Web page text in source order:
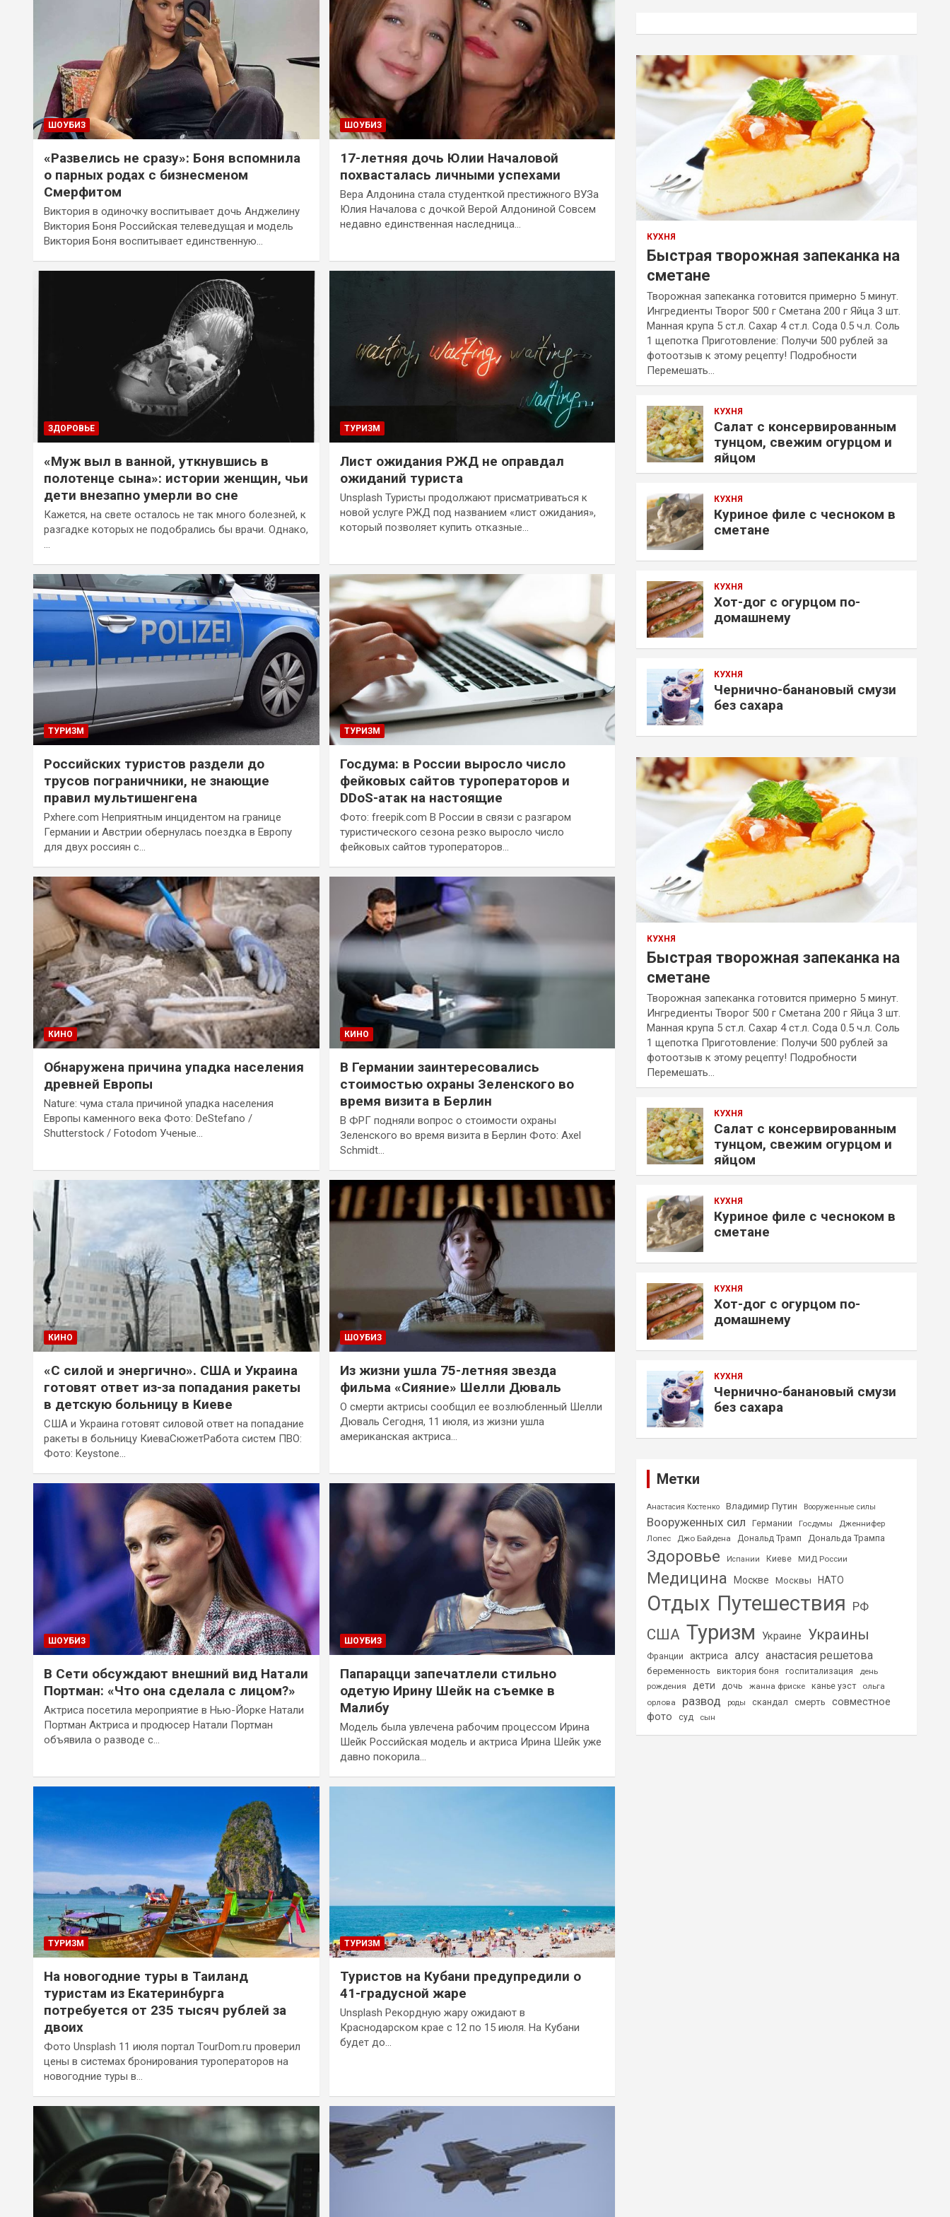
ШОУБИЗ
«Развелись не сразу»: Боня вспомнила
о парных родах с бизнесменом
Смерфитом
Виктория в одиночку воспитывает дочь Анджелину
Виктория Боня Российская телеведущая и модель
Виктория Боня воспитывает единственную…
ШОУБИЗ
17-летняя дочь Юлии Началовой
похвасталась личными успехами
Вера Алдонина стала студенткой престижного ВУЗа
Юлия Началова с дочкой Верой Алдониной Совсем
недавно единственная наследница…
ЗДОРОВЬЕ
«Муж выл в ванной, уткнувшись в
полотенце сына»: истории женщин, чьи
дети внезапно умерли во сне
Кажется, на свете осталось не так много болезней, к
разгадке которых не подобрались бы врачи. Однако,
ТУРИЗМ
Лист ожидания РЖД не оправдал
ожиданий туриста
Unsplash Туристы продолжают присматриваться к
новой услуге РЖД под названием «лист ожидания»,
который позволяет купить отказные…
ТУРИЗМ
Российских туристов раздели до
трусов пограничники, не знающие
правил мультишенгена
Pxhere.com Неприятным инцидентом на границе
Германии и Австрии обернулась поездка в Европу
для двух россиян с…
ТУРИЗМ
Госдума: в России выросло число
фейковых сайтов туроператоров и
DDoS-атак на настоящие
Фото: freepik.com В России в связи с разгаром
туристического сезона резко выросло число
фейковых сайтов туроператоров…
КИНО
Обнаружена причина упадка населения
древней Европы
Nature: чума стала причиной упадка населения
Европы каменного века Фото: DeStefano /
Shutterstock / Fotodom Ученые…
КИНО
В Германии заинтересовались
стоимостью охраны Зеленского во
время визита в Берлин
В ФРГ подняли вопрос о стоимости охраны
Зеленского во время визита в Берлин Фото: Axel
Schmidt…
КИНО
«С силой и энергично». США и Украина
готовят ответ из-за попадания ракеты
в детскую больницу в Киеве
США и Украина готовят силовой ответ на попадание
ракеты в больницу КиеваСюжетРабота систем ПВО:
Фото: Keystone…
ШОУБИЗ
Из жизни ушла 75-летняя звезда
фильма «Сияние» Шелли Дюваль
О смерти актрисы сообщил ее возлюбленный Шелли
Дюваль Сегодня, 11 июля, из жизни ушла
американская актриса…
ШОУБИЗ
В Сети обсуждают внешний вид Натали
Портман: «Что она сделала с лицом?»
Актриса посетила мероприятие в Нью-Йорке Натали
Портман Актриса и продюсер Натали Портман
объявила о разводе с…
ШОУБИЗ
Папарацци запечатлели стильно
одетую Ирину Шейк на съемке в
Малибу
Модель была увлечена рабочим процессом Ирина
Шейк Российская модель и актриса Ирина Шейк уже
давно покорила…
ТУРИЗМ
На новогодние туры в Таиланд
туристам из Екатеринбурга
потребуется от 235 тысяч рублей за
двоих
Фото Unsplash 11 июля портал TourDom.ru проверил
цены в системах бронирования туроператоров на
новогодние туры в…
ТУРИЗМ
Туристов на Кубани предупредили о
41-градусной жаре
Unsplash Рекордную жару ожидают в
Краснодарском крае с 12 по 15 июля. На Кубани
будет до…
КУХНЯ
Быстрая творожная запеканка на
сметане
Творожная запеканка готовится примерно 5 минут.
Ингредиенты Творог 500 г Сметана 200 г Яйца 3 шт.
Манная крупа 5 ст.л. Сахар 4 ст.л. Сода 0.5 ч.л. Соль
1 щепотка Приготовление: Получи 500 рублей за
фотоотзыв к этому рецепту! Подробности
Перемешать…
КУХНЯ
Салат с консервированным
тунцом, свежим огурцом и
яйцом
КУХНЯ
Куриное филе с чесноком в
сметане
КУХНЯ
Хот-дог с огурцом по-
домашнему
КУХНЯ
Чернично-банановый смузи
без сахара
КУХНЯ
Быстрая творожная запеканка на
сметане
Творожная запеканка готовится примерно 5 минут.
Ингредиенты Творог 500 г Сметана 200 г Яйца 3 шт.
Манная крупа 5 ст.л. Сахар 4 ст.л. Сода 0.5 ч.л. Соль
1 щепотка Приготовление: Получи 500 рублей за
фотоотзыв к этому рецепту! Подробности
Перемешать…
КУХНЯ
Салат с консервированным
тунцом, свежим огурцом и
яйцом
КУХНЯ
Куриное филе с чесноком в
сметане
КУХНЯ
Хот-дог с огурцом по-
домашнему
КУХНЯ
Чернично-банановый смузи
без сахара
Метки
Анастасия Костенко Владимир Путин Вооруженные силы
Вооруженных сил Германии Госдумы
Дженнифер
Лопес
Джо Байдена Дональд Трамп Дональда Трампа
Здоровье Испании Киеве МИД России
Медицина Москве Москвы НАТО
Отдых Путешествия РФ
США Туризм Украине Украины
Франции актриса алсу анастасия решетова
беременность виктория боня госпитализация
день
рождения
дети дочь жанна фриске канье уэст
ольга
орлова
развод роды скандал смерть
совместное
фото
суд сын